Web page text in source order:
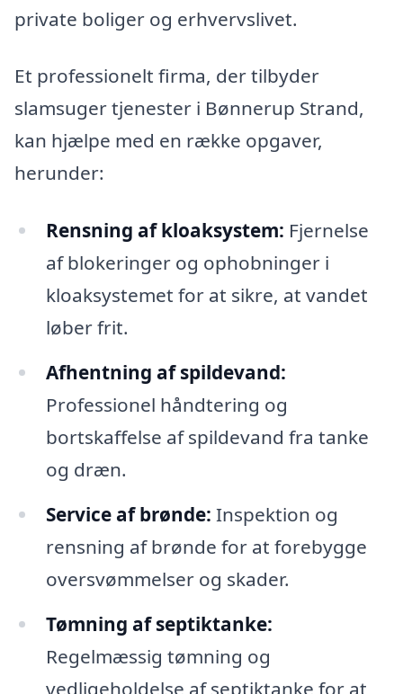
private boliger og erhvervslivet.
Et professionelt firma, der tilbyder
slamsuger tjenester i Bønnerup Strand,
kan hjælpe med en række opgaver,
herunder:
Rensning af kloaksystem: Fjernelse
af blokeringer og ophobninger i
kloaksystemet for at sikre, at vandet
løber frit.
Afhentning af spildevand:
Professionel håndtering og
bortskaffelse af spildevand fra tanke
og dræn.
Service af brønde: Inspektion og
rensning af brønde for at forebygge
oversvømmelser og skader.
Tømning af septiktanke:
Regelmæssig tømning og
vedligeholdelse af septiktanke for at